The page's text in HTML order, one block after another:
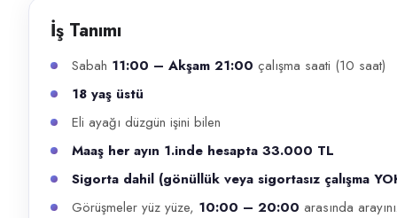
Başvuru kanalları
WhatsApp, Telefon
İlan açıklaması
Sabah 11:00 – Akşam 21:00 çalışma saati (10 saat) 18 yaş üstü Eli
İş Tanımı
Sabah 11:00 – Akşam 21:00 çalışma saati (10 saat)
18 yaş üstü
Eli ayağı düzgün işini bilen
Maaş her ayın 1.inde hesapta 33.000 TL
Sigorta dahil (gönüllük veya sigortasız çalışma
Görüşmeler yüz yüze, 10:00 – 20:00 arasında